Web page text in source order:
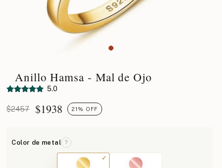
Anillo Hamsa - Mal de Ojo
5.0
$2457 $1938 21% OFF
Color de metal ?